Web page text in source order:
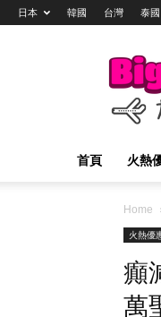
日本 韓國 台灣 泰國
首頁 火熱
Home
火熱優
癲
萬